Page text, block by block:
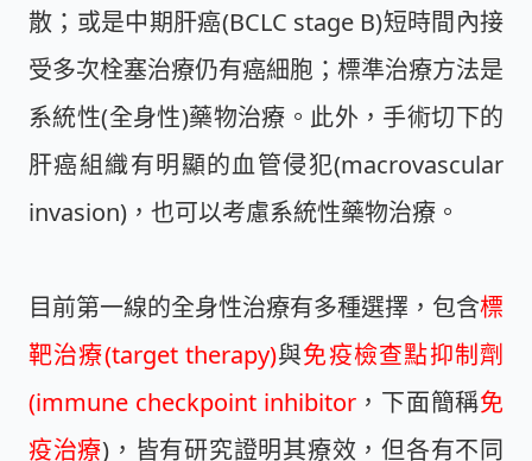
散；或是中期肝癌(BCLC stage B)短時間內接
受多次栓塞治療仍有癌細胞；標準治療方法是
系統性(全身性)藥物治療。此外，手術切下的
肝癌組織有明顯的血管侵犯(macrovascular
invasion)，也可以考慮系統性藥物治療。
目前第一線的全身性治療有多種選擇，包含標
靶治療(target therapy)與免疫檢查點抑制劑
(immune checkpoint inhibitor，下面簡稱免
疫治療)，皆有研究證明其療效，但各有不同